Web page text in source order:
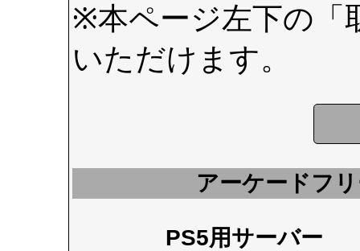
※本ページ左下の
いただけます。
アーケードフ
PS5用サーバー